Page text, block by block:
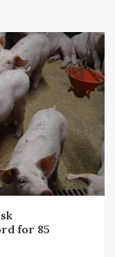
for 85